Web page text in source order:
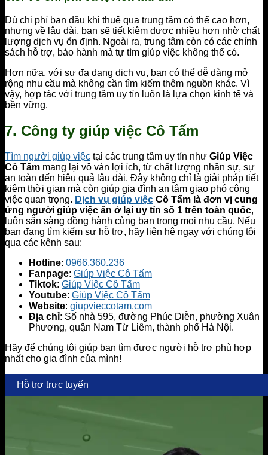
Dù chi phí ban đầu khi thuê qua trung tâm có thể cao hơn,
nhưng về lâu dài, bạn sẽ tiết kiệm được nhiều hơn nhờ chất
lượng dịch vụ ổn định. Ngoài ra, trung tâm còn có các chính
sách hỗ trợ, bảo hành mà tự tìm giúp việc không thể có.
Hơn nữa, với sự đa dạng dịch vụ, bạn có thể dễ dàng mở
rộng nhu cầu mà không cần tìm kiếm thêm nguồn khác. Vì
vậy, hợp tác với trung tâm uy tín luôn là lựa chọn kinh tế và
bền vững.
7. Công ty giúp việc Cô Tấm
Tìm người giúp việc tại các trung tâm uy tín như Giúp Việc
Cô Tấm mang lại vô vàn lợi ích, từ chất lượng nhân sự, sự
an toàn đến hiệu quả lâu dài. Đây không chỉ là giải pháp tiết
kiệm thời gian mà còn giúp gia đình an tâm giao phó công
việc quan trọng. Dịch vụ giúp việc Cô Tấm là đơn vị cung
ứng người giúp việc ăn ở lại uy tín số 1 trên toàn quốc,
luôn sẵn sàng đồng hành cùng bạn trong mọi nhu cầu. Nếu
bạn đang tìm kiếm sự hỗ trợ, hãy liên hệ ngay với chúng tôi
qua các kênh sau:
Hotline: 0966.360.236
Fanpage: Giúp Việc Cô Tấm
Tiktok: Giúp Việc Cô Tấm
Youtube: Giúp Việc Cô Tấm
Website: giupvieccotam.com
Địa chỉ: Số nhà 595, đường Phúc Diễn, phường Xuân
Phương, quận Nam Từ Liêm, thành phố Hà Nội.
Hãy để chúng tôi giúp bạn tìm được người hỗ trợ phù hợp
nhất cho gia đình của mình!
Hỗ trợ trực tuyến